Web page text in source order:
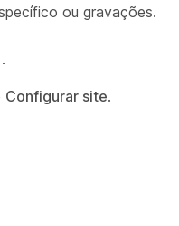
ou gravações.
.
Configurar site.